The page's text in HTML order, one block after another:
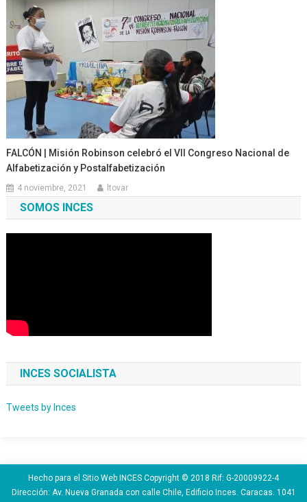
FALCÓN | Misión Robinson celebró el VII Congreso Nacional de
Alfabetización y Postalfabetización
4 noviembre, 2021 ltovar
SOMOS INCES
INCES SOCIALISTA
Tweets by Inces
Hecho para el Sitio Web INCES Copyright © 2018 Rif: G-20009922-4
Dirección: Av. Nueva Granada con calle Chile, Edificio Inces. Caracas. 1041